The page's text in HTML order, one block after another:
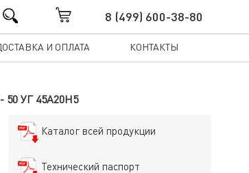
8 (499) 600-38-80
КОНТАКТЫ
И ОПЛАТА
50 УГ 45А20Н5
Каталог всей продукции
Технический паспорт